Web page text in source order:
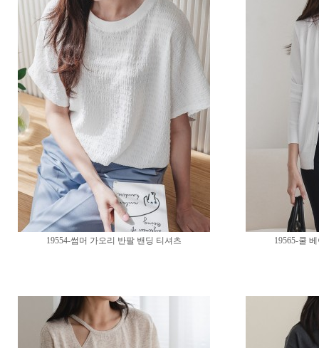
19554-썸머 가오리 반팔 밴딩 티셔츠 19565-쿨